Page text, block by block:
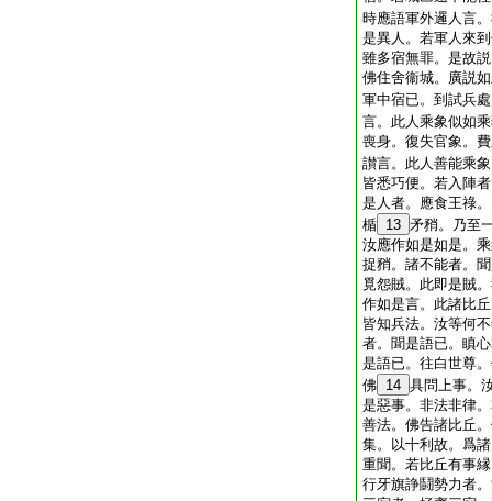
時應語軍外邏人言
是異人。若軍人來
雖多宿無罪。是故説
佛住舍衞城。廣説
軍中宿已。到試兵
言。此人乘象似如
喪身。復失官象。
讃言。此人善能乘
皆悉巧便。若入陣
是人者。應食王祿
楯 13 矛矟。乃至
汝應作如是如是。
捉矟。諸不能者。
覓怨賊。此即是賊
作如是言。此諸比
皆知兵法。汝等何
者。聞是語已。瞋
是語已。往白世尊
佛 14 具問上事。
是惡事。非法非律
善法。佛告諸比丘
集。以十利故。爲
重聞。若比丘有事
行牙旗諍鬪勢力者